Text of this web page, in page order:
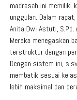
madrasah ini memiliki
unggulan. Dalam
Anita Dwi Astuti,
Mereka menegaskan
terstruktur dengan
Dengan sistem ini,
membatik sesuai
lebih maksimal dan